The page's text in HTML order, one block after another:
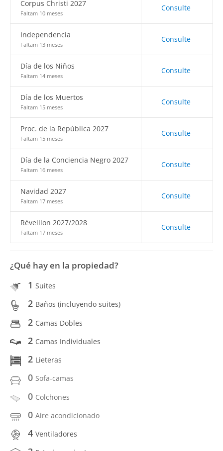
Corpus Christi 2027
Faltam 10 meses
Consulte
Independencia
Faltam 13 meses
Consulte
Día de los Niños
Faltam 14 meses
Consulte
Día de los Muertos
Faltam 15 meses
Consulte
Proc. de la República 2027
Faltam 15 meses
Consulte
Día de la Conciencia Negro 2027
Faltam 16 meses
Consulte
Navidad 2027
Faltam 17 meses
Consulte
Réveillon 2027/2028
Faltam 17 meses
Consulte
¿Qué hay en la propiedad?
1 Suites
2 Baños (incluyendo suites)
2 Camas Dobles
2 Camas Individuales
2 Lieteras
0 Sofa-camas
0 Colchones
0 Aire acondicionado
4 Ventiladores